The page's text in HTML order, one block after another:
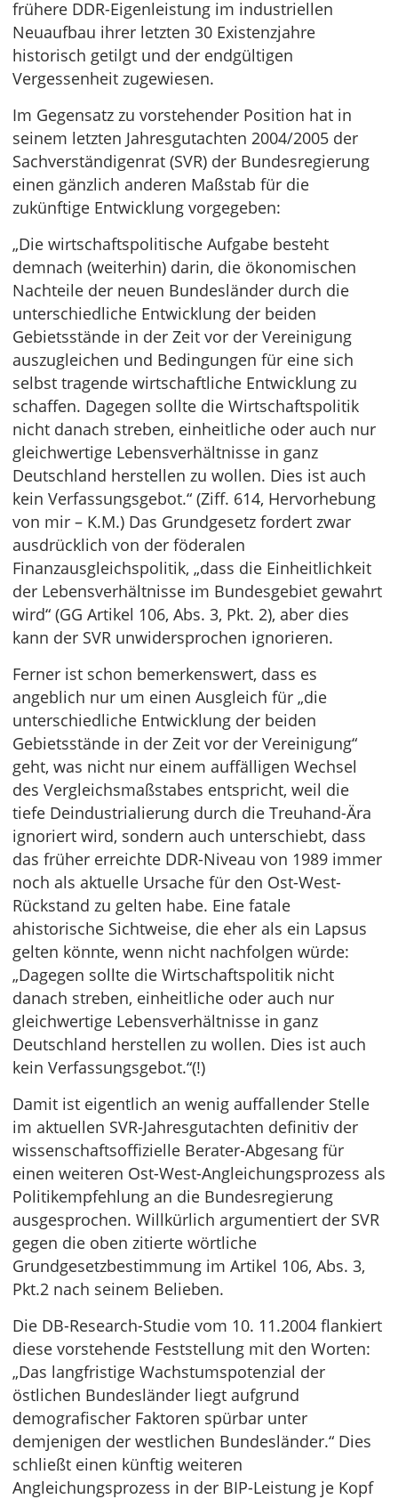
frühere DDR-Eigenleistung im industriellen
Neuaufbau ihrer letzten 30 Existenzjahre
historisch getilgt und der endgültigen
Vergessenheit zugewiesen.
Im Gegensatz zu vorstehender Position hat in
seinem letzten Jahresgutachten 2004/2005 der
Sachverständigenrat (SVR) der Bundesregierung
einen gänzlich anderen Maßstab für die
zukünftige Entwicklung vorgegeben:
„Die wirtschaftspolitische Aufgabe besteht
demnach (weiterhin) darin, die ökonomischen
Nachteile der neuen Bundesländer durch die
unterschiedliche Entwicklung der beiden
Gebietsstände in der Zeit vor der Vereinigung
auszugleichen und Bedingungen für eine sich
selbst tragende wirtschaftliche Entwicklung zu
schaffen. Dagegen sollte die Wirtschaftspolitik
nicht danach streben, einheitliche oder auch nur
gleichwertige Lebensverhältnisse in ganz
Deutschland herstellen zu wollen. Dies ist auch
kein Verfassungsgebot.“ (Ziff. 614, Hervorhebung
von mir – K.M.) Das Grundgesetz fordert zwar
ausdrücklich von der föderalen
Finanzausgleichspolitik, „dass die Einheitlichkeit
der Lebensverhältnisse im Bundesgebiet gewahrt
wird“ (GG Artikel 106, Abs. 3, Pkt. 2), aber dies
kann der SVR unwidersprochen ignorieren.
Ferner ist schon bemerkenswert, dass es
angeblich nur um einen Ausgleich für „die
unterschiedliche Entwicklung der beiden
Gebietsstände in der Zeit vor der Vereinigung“
geht, was nicht nur einem auffälligen Wechsel
des Vergleichsmaßstabes entspricht, weil die
tiefe Deindustrialierung durch die Treuhand-Ära
ignoriert wird, sondern auch unterschiebt, dass
das früher erreichte DDR-Niveau von 1989 immer
noch als aktuelle Ursache für den Ost-West-
Rückstand zu gelten habe. Eine fatale
ahistorische Sichtweise, die eher als ein Lapsus
gelten könnte, wenn nicht nachfolgen würde:
„Dagegen sollte die Wirtschaftspolitik nicht
danach streben, einheitliche oder auch nur
gleichwertige Lebensverhältnisse in ganz
Deutschland herstellen zu wollen. Dies ist auch
kein Verfassungsgebot.“(!)
Damit ist eigentlich an wenig auffallender Stelle
im aktuellen SVR-Jahresgutachten definitiv der
wissenschaftsoffizielle Berater-Abgesang für
einen weiteren Ost-West-Angleichungsprozess als
Politikempfehlung an die Bundesregierung
ausgesprochen. Willkürlich argumentiert der SVR
gegen die oben zitierte wörtliche
Grundgesetzbestimmung im Artikel 106, Abs. 3,
Pkt.2 nach seinem Belieben.
Die DB-Research-Studie vom 10. 11.2004 flankiert
diese vorstehende Feststellung mit den Worten:
„Das langfristige Wachstumspotenzial der
östlichen Bundesländer liegt aufgrund
demografischer Faktoren spürbar unter
demjenigen der westlichen Bundesländer.“ Dies
schließt einen künftig weiteren
Angleichungsprozess in der BIP-Leistung je Kopf